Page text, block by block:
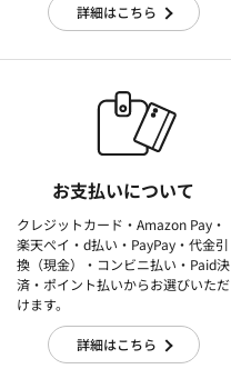
詳細はこちら
お支払いについて
クレジットカード・Amazon Pay・
楽天ぺイ・d払い・PayPay・代金引
換（現金）・コンビニ払い・Paid決
済・ポイント払いからお選びいただ
けます。
詳細はこちら